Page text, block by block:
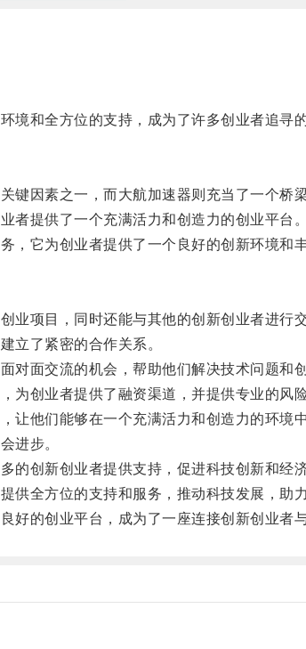
和全方位的支持，成为了许多创业者追寻的
因素之一，而大航加速器则充当了一个桥
提供了一个充满活力和创造力的创业平台。
它为创业者提供了一个良好的创新环境和丰
项目，同时还能与其他的创新创业者进行交
了紧密的合作关系。
面交流的机会，帮助他们解决技术问题和创
创业者提供了融资渠道，并提供专业的风险
他们能够在一个充满活力和创造力的环境中
进步。
创新创业者提供支持，促进科技创新和经济
全方位的支持和服务，推动科技发展，助力
的创业平台，成为了一座连接创新创业者与